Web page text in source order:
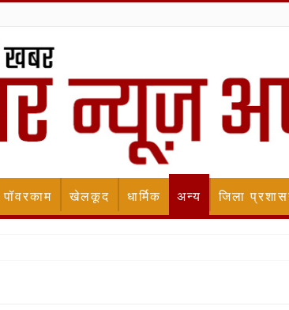
पॉवरकाम खेलकूद धार्मिक अन्य जिला